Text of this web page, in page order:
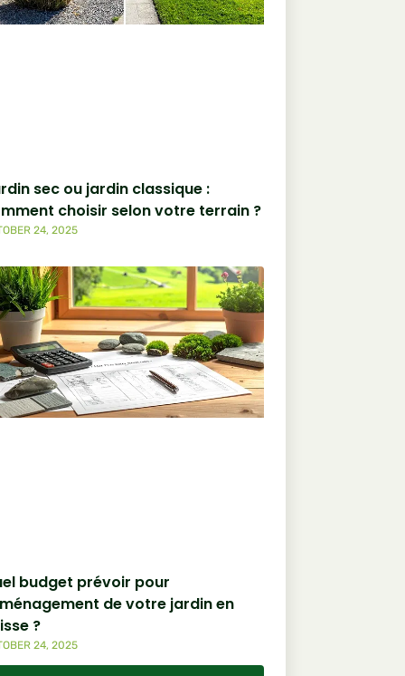
sec ou jardin classique :
choisir selon votre terrain ?
24, 2025
budget prévoir pour
de votre jardin en
?
24, 2025